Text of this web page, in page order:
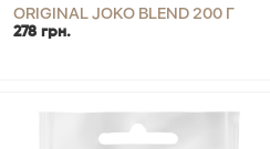
ORIGINAL JOKO BLEND 200 Г
278 грн.
-